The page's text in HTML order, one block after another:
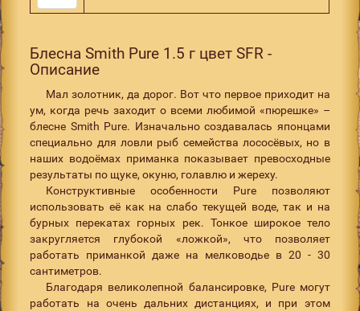
Блесна Smith Pure 1.5 г цвет SFR -
Описание
Мал золотник, да дорог. Вот что первое приходит на
ум, когда речь заходит о всеми любимой «пюрешке» –
блесне Smith Pure. Изначально создавалась японцами
специально для ловли рыб семейства лососёвых, но в
наших водоёмах приманка показывает превосходные
результаты по щуке, окуню, голавлю и жереху.
Конструктивные особенности Pure позволяют
использовать её как на слабо текущей воде, так и на
бурных перекатах горных рек. Тонкое широкое тело
закругляется глубокой «ложкой», что позволяет
работать приманкой даже на мелководье в 20 - 30
сантиметров.
Благодаря великолепной балансировке, Pure могут
работать на очень дальних дистанциях, и при этом